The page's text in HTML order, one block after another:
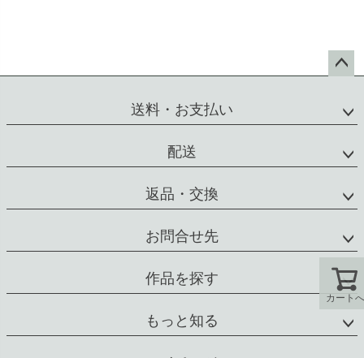
ップ
送料・お支払い
配送
返品・交換
お問合せ先
作品を探す
もっと知る
カートへ